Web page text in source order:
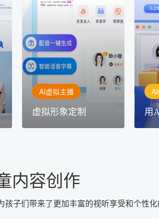
AI虚拟主播
虚拟形象定制
虚拟形象定制
讯飞智作：让每一个内容创
作者高效生产灵活定制
用
用
讯
作
作助
内容创作
子们带来了更加丰富的视听享受和个性化